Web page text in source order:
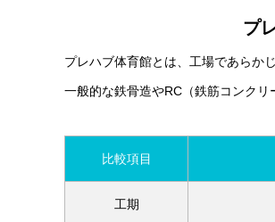
プ
プレハブ体育館とは、工場であらか
一般的な鉄骨造やRC（鉄筋コンクリ
比較項目
工期